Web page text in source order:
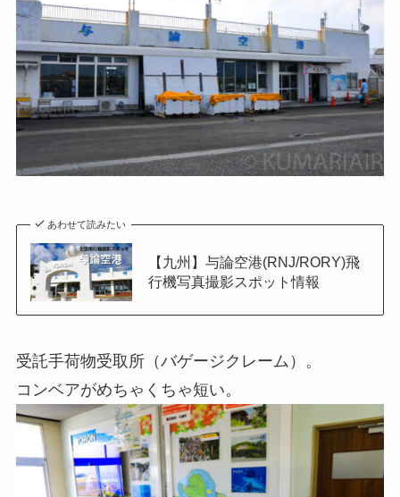
あわせて読みたい
【九州】与論空港(RNJ/RORY)飛
行機写真撮影スポット情報
受託手荷物受取所（バゲージクレーム）。
コンベアがめちゃくちゃ短い。